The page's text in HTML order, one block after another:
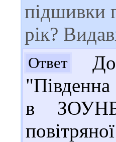
підшивки
рік?
Ответ
"Південна
в